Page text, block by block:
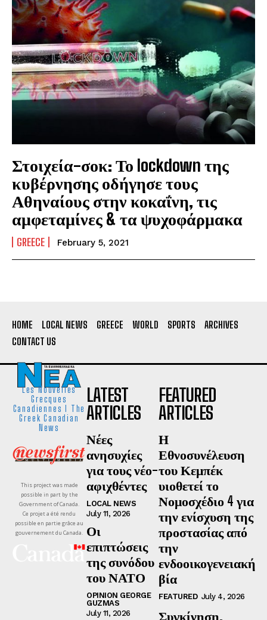
Στοιχεία-σοκ: Το lockdown της
κυβέρνησης οδήγησε τους
Αθηναίους στην κοκαΐνη, τις
αμφεταμίνες & τα ψυχοφάρμακα
GREECE February 5, 2021
HOME LOCAL NEWS GREECE WORLD SPORTS
ARCHIVES
CONTACT US
Les Nouvelles
Grecques
Canadiennes I The
Greek Canadian
News
This project was made
possible in part by the
Government of Canada.
Ce projet a été rendu
possible en partie grâce au
gouvernement du Canada.
LATEST
ARTICLES
Νέες
ανησυχίες
για τους νέο-
αφιχθέντες
LOCAL NEWS
July 11, 2026
Οι
επιπτώσεις
της συνόδου
του ΝΑΤΟ
OPINION GEORGE
GUZMAS
July 11, 2026
FEATURED
ARTICLES
Η
Εθνοσυνέλευση
του Κεμπέκ
υιοθετεί το
Νομοσχέδιο 4 για
την ενίσχυση της
προστασίας από
την
ενδοοικογενειακή
βία
FEATURED July 4, 2026
Συγκίνηση,